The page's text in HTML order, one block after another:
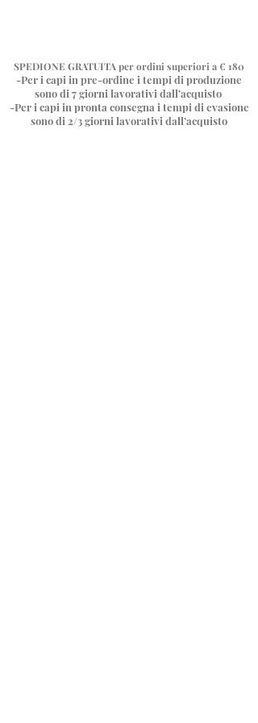
SPEDIONE GRATUITA per ordini superiori a € 180
-Per i capi in pre-ordine i tempi di produzione
sono di 7 giorni lavorativi dall’acquisto
-Per i capi in pronta consegna i tempi di evasione
sono di 2/3 giorni lavorativi dall’acquisto